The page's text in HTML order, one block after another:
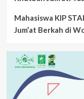
Mahasiswa KIP
Jum’at Berkah di